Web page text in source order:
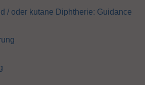
/ oder kutane Diphtherie: Guidance